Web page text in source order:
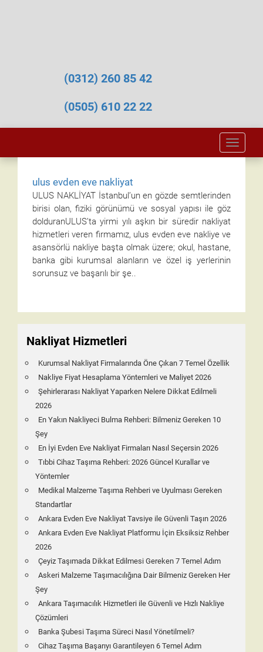
(0312) 260 85 42
(0505) 610 22 22
Toggle
ulus evden eve nakliyat
ULUS NAKLİYAT İstanbul’un en gözde semtlerinden
birisi olan, fiziki görünümü ve sosyal yapısı ile göz
dolduranULUS’ta yirmi yılı aşkın bir süredir nakliyat
hizmetleri veren firmamız, ulus evden eve nakliye ve
asansörlü nakliye başta olmak üzere; okul, hastane,
banka gibi kurumsal alanların ve özel iş yerlerinin
sorunsuz ve başarılı bir şe..
Nakliyat Hizmetleri
Kurumsal Nakliyat Firmalarında Öne Çıkan 7 Temel Özellik
Nakliye Fiyat Hesaplama Yöntemleri ve Maliyet 2026
Şehirlerarası Nakliyat Yaparken Nelere Dikkat Edilmeli
2026
En Yakın Nakliyeci Bulma Rehberi: Bilmeniz Gereken 10
Şey
En İyi Evden Eve Nakliyat Firmaları Nasıl Seçersin 2026
Tıbbi Cihaz Taşıma Rehberi: 2026 Güncel Kurallar ve
Yöntemler
Medikal Malzeme Taşıma Rehberi ve Uyulması Gereken
Standartlar
Ankara Evden Eve Nakliyat Tavsiye ile Güvenli Taşın 2026
Ankara Evden Eve Nakliyat Platformu İçin Eksiksiz Rehber
2026
Çeyiz Taşımada Dikkat Edilmesi Gereken 7 Temel Adım
Askeri Malzeme Taşımacılığına Dair Bilmeniz Gereken Her
Şey
Ankara Taşımacılık Hizmetleri ile Güvenli ve Hızlı Nakliye
Çözümleri
Banka Şubesi Taşıma Süreci Nasıl Yönetilmeli?
Cihaz Taşıma Başarıyı Garantileyen 6 Temel Adım